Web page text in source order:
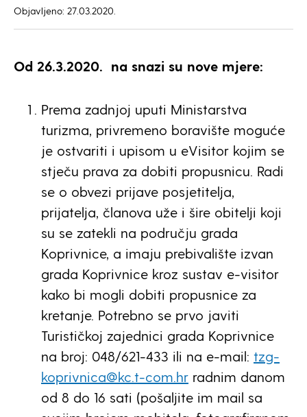
Objavljeno: 27.03.2020.
Od 26.3.2020. na snazi su nove mjere:
Prema zadnjoj uputi Ministarstva
turizma, privremeno boravište moguće
je ostvariti i upisom u eVisitor kojim se
stječu prava za dobiti propusnicu. Radi
se o obvezi prijave posjetitelja,
prijatelja, članova uže i šire obitelji koji
su se zatekli na području grada
Koprivnice, a imaju prebivalište izvan
grada Koprivnice kroz sustav e-visitor
kako bi mogli dobiti propusnice za
kretanje. Potrebno se prvo javiti
Turističkoj zajednici grada Koprivnice
na broj: 048/621-433 ili na e-mail: tzg-
koprivnica@kc.t-com.hr radnim danom
od 8 do 16 sati (pošaljite im mail sa